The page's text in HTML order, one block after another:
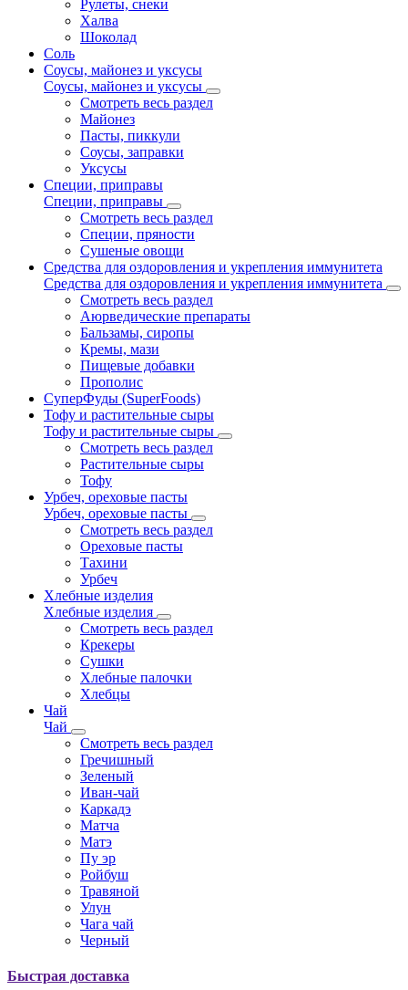
Рулеты, снеки
Халва
Шоколад
Соль
Соусы, майонез и уксусы
Соусы, майонез и уксусы
Смотреть весь раздел
Майонез
Пасты, пиккули
Соусы, заправки
Уксусы
Специи, приправы
Специи, приправы
Смотреть весь раздел
Специи, пряности
Сушеные овощи
Средства для оздоровления и укрепления иммунитета
Средства для оздоровления и укрепления иммунитета
Смотреть весь раздел
Аюрведические препараты
Бальзамы, сиропы
Кремы, мази
Пищевые добавки
Прополис
СуперФуды (SuperFoods)
Тофу и растительные сыры
Тофу и растительные сыры
Смотреть весь раздел
Растительные сыры
Тофу
Урбеч, ореховые пасты
Урбеч, ореховые пасты
Смотреть весь раздел
Ореховые пасты
Тахини
Урбеч
Хлебные изделия
Хлебные изделия
Смотреть весь раздел
Крекеры
Сушки
Хлебные палочки
Хлебцы
Чай
Чай
Смотреть весь раздел
Гречишный
Зеленый
Иван-чай
Каркадэ
Матча
Матэ
Пу эр
Ройбуш
Травяной
Улун
Чага чай
Черный
Быстрая доставка